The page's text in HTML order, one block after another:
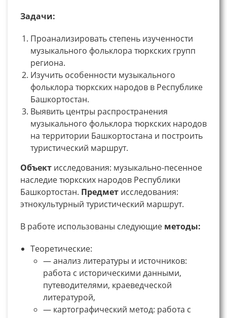
Задачи:
Проанализировать степень изученности
музыкального фольклора тюркских групп
региона.
Изучить особенности музыкального
фольклора тюркских народов в Республике
Башкортостан.
Выявить центры распространения
музыкального фольклора тюркских народов
на территории Башкортостана и построить
туристический маршрут.
Объект исследования: музыкально-песенное
наследие тюркских народов Республики
Башкортостан. Предмет исследования:
этнокультурный туристический маршрут.
В работе использованы следующие методы:
Теоретические:
— анализ литературы и источников:
работа с историческими данными,
путеводителями, краеведческой
литературой,
— картографический метод: работа с